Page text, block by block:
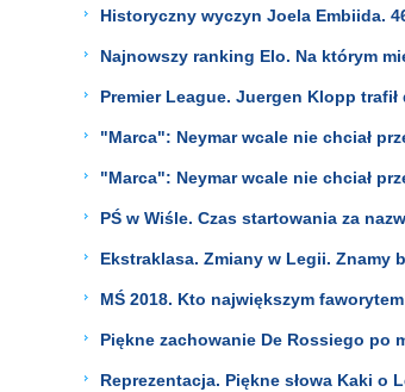
Historyczny wyczyn Joela Embiida.
Najnowszy ranking Elo. Na którym
Premier League. Juergen Klopp
"Marca": Neymar wcale nie chciał
"Marca": Neymar wcale nie chciał
PŚ w Wiśle. Czas startowania za
Ekstraklasa. Zmiany w Legii. Znamy
MŚ 2018. Kto największym
Piękne zachowanie De Rossiego po
Reprezentacja. Piękne słowa Kaki o